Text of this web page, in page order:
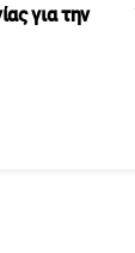
για την